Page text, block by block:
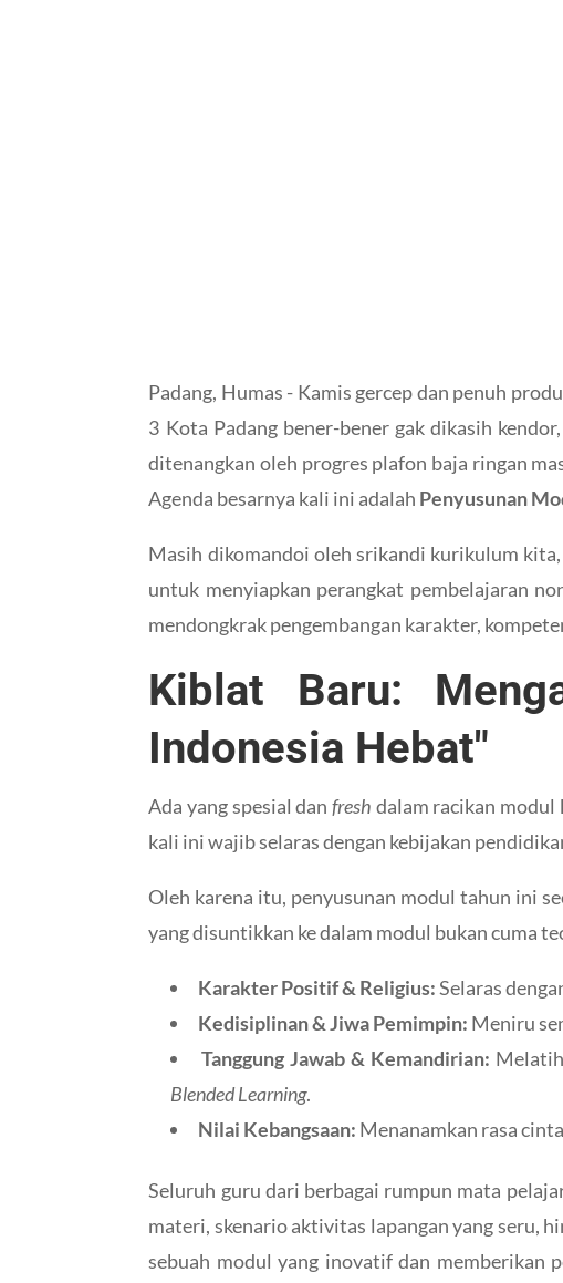
Padang, Humas - Kamis gercep dan penuh
3 Kota Padang bener-bener gak dikasih
ditenangkan oleh progres plafon baja ringan
Agenda besarnya kali ini adalah Penyusunan
Masih dikomandoi oleh srikandi kurikulum
untuk menyiapkan perangkat pembelajaran
mendongkrak pengembangan karakter,
Kiblat Baru:
Indonesia Hebat"
Ada yang spesial dan fresh dalam racikan modul
kali ini wajib selaras dengan kebijakan
Oleh karena itu, penyusunan modul tahun ini
yang disuntikkan ke dalam modul bukan cuma
Karakter Positif & Religius:Selaras
Kedisiplinan & Jiwa Pemimpin: Meniru
Tanggung Jawab & Kemandirian:
Blended Learning.
Nilai Kebangsaan: Menanamkan rasa
Seluruh guru dari berbagai rumpun mata
materi, skenario aktivitas lapangan yang seru,
sebuah modul yang inovatif dan memberikan